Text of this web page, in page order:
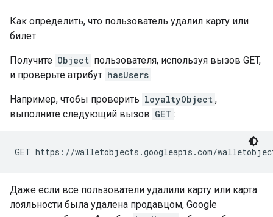
Как определить, что пользователь удалил карту или
билет
Получите Object пользователя, используя вызов GET,
и проверьте атрибут hasUsers .
Например, чтобы проверить loyaltyObject ,
выполните следующий вызов GET :
GET https://walletobjects.googleapis.com/
Даже если все пользователи удалили карту или карта
лояльности была удалена продавцом, Google